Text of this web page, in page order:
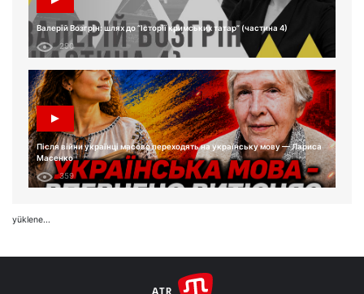
Валерій Возгрін: шлях до “Історії кримських татар” (частина 4)
290
Після війни українці масово переходять на українську мову — Лариса
Масенко
359
yüklene...